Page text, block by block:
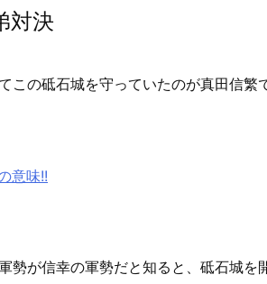
対決
この砥石城を守っていたのが真田信繁
意味!!
勢が信幸の軍勢だと知ると、砥石城を